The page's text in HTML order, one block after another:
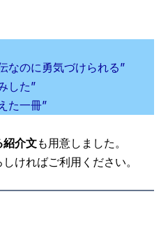
なのに勇気づけられる”
した”
た一冊”
紹介文も用意しました。
ければご利用ください。